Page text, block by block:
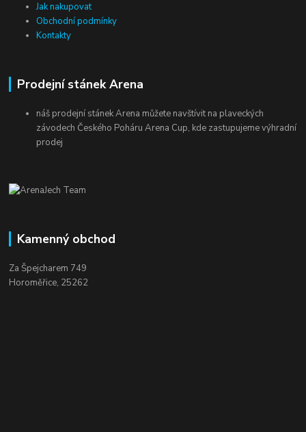
Jak nakupovat
Obchodní podmínky
Kontakty
Prodejní stánek Arena
náš prodejní stánek Arena můžete navštívit na plaveckých
závodech Českého Poháru Arena Cup, kde zastupujeme výhradní
prodej
Kamenný obchod
Za Špejcharem 749
Horoměřice, 25262